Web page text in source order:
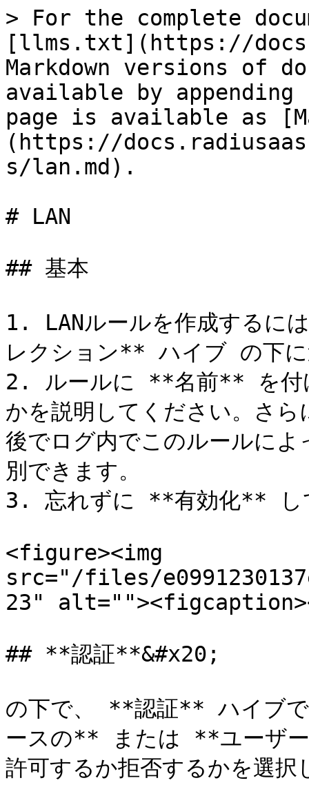
> For the complete
[llms.txt](https://
Markdown versions of
available by
page is available as
(https://
s/lan.md).
# LAN
## 基本
1. LANルールを作成する
レクション** ハイブ の下
2. ルールに **名前** を付
かを説明してください。さ
後でログ内でこのルールに
別できます。
3. 忘れずに **有効化** し
<figure><img
src="/files/
23"
## **認証**&#x20;
の下で、 **認証** ハイブ
ースの** または **ユーザ
許可するか拒否するかを選択